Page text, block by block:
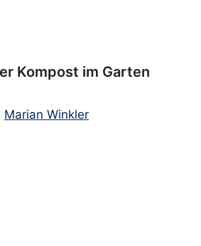
Kompost im Garten
Marian Winkler